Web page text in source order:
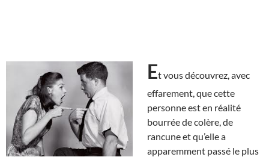
Et vous découvrez, avec
effarement, que cette
personne est en réalité
bourrée de colère, de
rancune et qu’elle a
apparemment passé le plus